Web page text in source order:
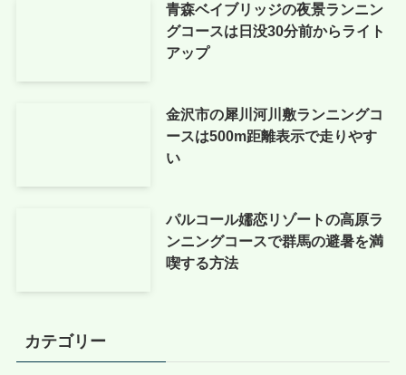
青森ベイブリッジの夜景ランニン
グコースは日没30分前からライト
アップ
金沢市の犀川河川敷ランニングコ
ースは500m距離表示で走りやす
い
パルコール嬬恋リゾートの高原ラ
ンニングコースで群馬の避暑を満
喫する方法
カテゴリー